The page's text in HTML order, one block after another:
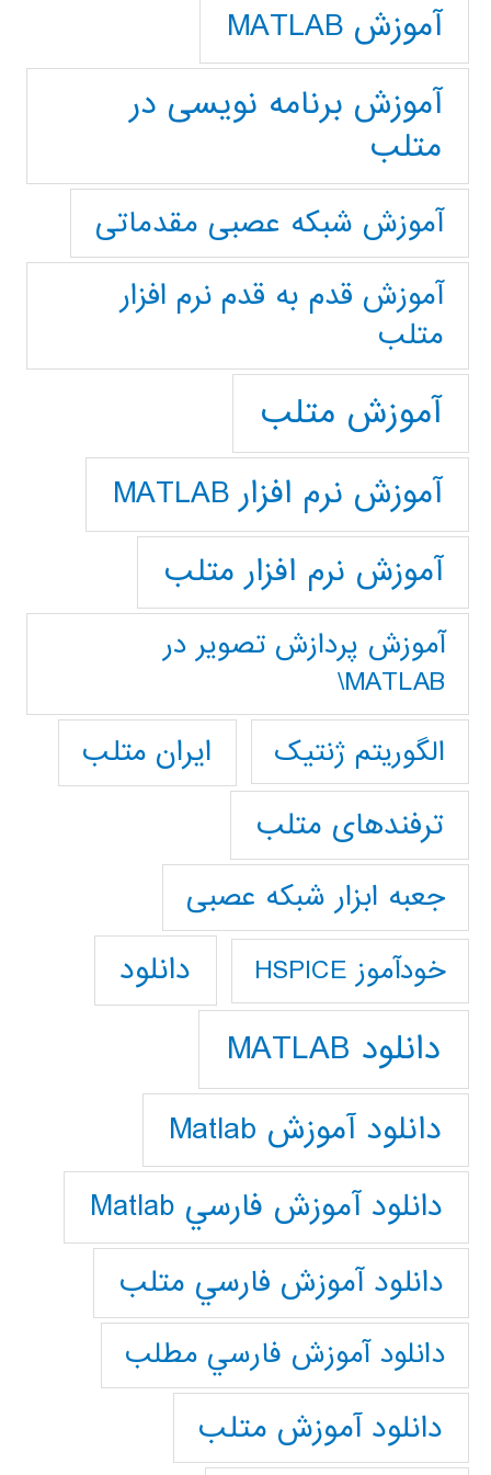
آموزش MATLAB
آموزش برنامه نویسی در
متلب
آموزش شبکه عصبی مقدماتی
آموزش قدم به قدم نرم افزار
متلب
آموزش متلب
آموزش نرم افزار MATLAB
آموزش نرم افزار متلب
آموزش پردازش تصوير در
MATLAB\
الگوریتم ژنتیک
ایران متلب
ترفندهای متلب
جعبه ابزار شبکه عصبی
خودآموز HSPICE دانلود
دانلود MATLAB
دانلود آموزش Matlab
دانلود آموزش فارسي Matlab
دانلود آموزش فارسي متلب
دانلود آموزش فارسي مطلب
دانلود آموزش متلب